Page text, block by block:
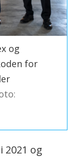
og
for
2021 og